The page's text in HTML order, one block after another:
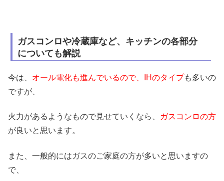
ガスコンロや冷蔵庫など、キッチンの各部分
についても解説
今は、 オール電化も進んでいるので、IHのタイプも多いの
ですが、
火力があるようなもので見せていくなら、
ガスコンロの方
が良いと思います。
また、一般的にはガスのご家庭の方が多いと思いますの
で、